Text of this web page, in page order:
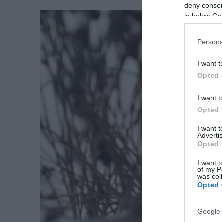
deny
in below
I want
Opted
I want
Opted
I want
Opted
I want
of my
was
Opted
Google